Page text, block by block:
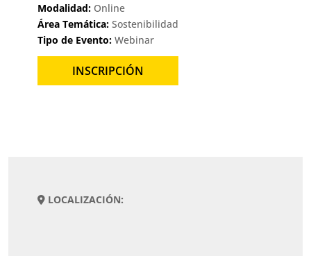
Modalidad: Online
Área Temática: Sostenibilidad
Tipo de Evento: Webinar
INSCRIPCIÓN
LOCALIZACIÓN: